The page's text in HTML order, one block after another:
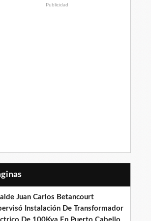
Publicidad
Juan Carlos Betancourt
Instalación De Transformador